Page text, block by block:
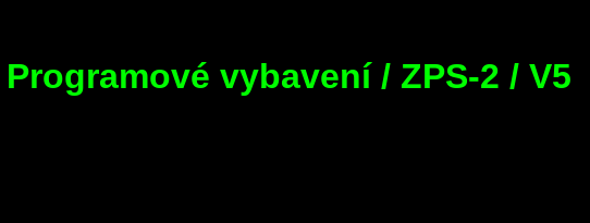
vybavení / ZPS-2 / V5